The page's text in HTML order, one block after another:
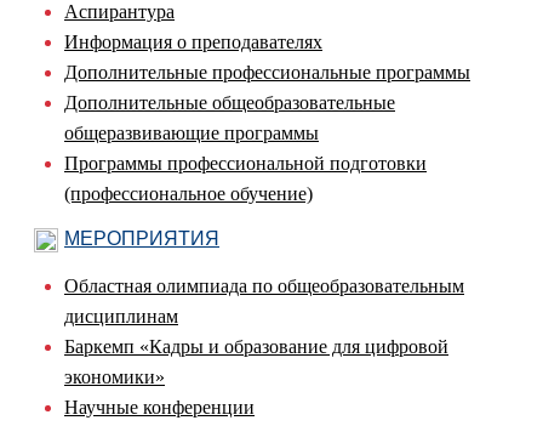
Аспирантура
Информация о преподавателях
Дополнительные профессиональные программы
Дополнительные общеобразовательные
общеразвивающие программы
Программы профессиональной подготовки
(профессиональное обучение)
МЕРОПРИЯТИЯ
Областная олимпиада по общеобразовательным
дисциплинам
Баркемп «Кадры и образование для цифровой
экономики»
Научные конференции